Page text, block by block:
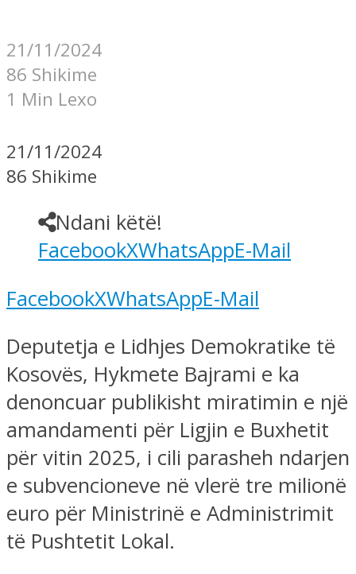
21/11/2024
86 Shikime
1 Min Lexo
21/11/2024
86 Shikime
Ndani këtë!
FacebookXWhatsAppE-Mail
FacebookXWhatsAppE-Mail
Deputetja e Lidhjes Demokratike të
Kosovës, Hykmete Bajrami e ka
denoncuar publikisht miratimin e një
amandamenti për Ligjin e Buxhetit
për vitin 2025, i cili parasheh ndarjen
e subvencioneve në vlerë tre milionë
euro për Ministrinë e Administrimit
të Pushtetit Lokal.